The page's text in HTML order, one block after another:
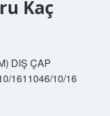
Kaç
DIŞ ÇAP
1611046/10/16